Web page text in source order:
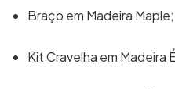
Braço em Madeira Maple;
Kit Cravelha em Madeira